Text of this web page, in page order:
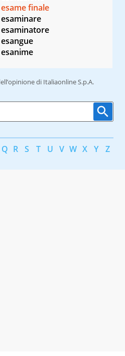
esame finale
esaminare
esaminatore
esangue
esanime
di Italiaonline S.p.A.
Q R S T U V W X Y Z